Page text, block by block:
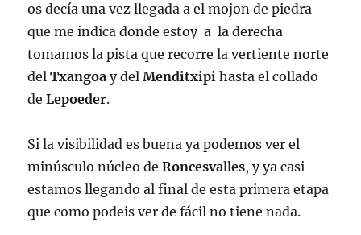
os decía una vez llegada a el mojon de piedra
que me indica donde estoy a la derecha
tomamos la pista que recorre la vertiente norte
delTxangoa y delMenditxipi hasta el collado
deLepoeder.
Si la visibilidad es buena ya podemos ver el
minúsculo núcleo deRoncesvalles, y ya casi
estamos llegando al final de esta primera etapa
que como podeis ver de fácil no tiene nada.